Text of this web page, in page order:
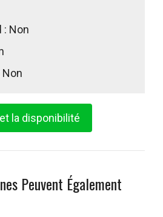
: Non
Non
la disponibilité
Peuvent Également